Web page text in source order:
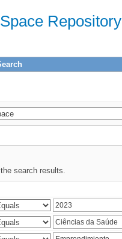
Repository
search results.